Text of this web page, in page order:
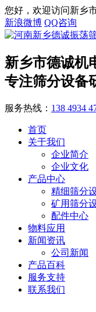
您好，欢迎访问新乡
新浪微博 QQ咨询
新乡市德诚机
专注筛分设备
服务热线： 138 4934
首页
关于我们
企业简介
企业文化
产品中心
精细筛分
矿用筛分
配件中心
物料应用
新闻资讯
公司新闻
产品百科
服务支持
联系我们